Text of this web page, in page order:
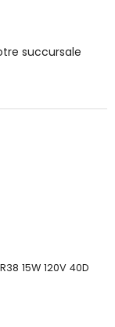
succursale
15W 120V 40D